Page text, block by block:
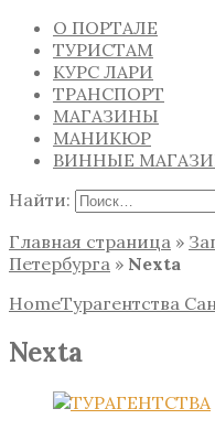
О ПОРТАЛЕ
ТУРИСТАМ
КУРС ЛАРИ
ТРАНСПОРТ
МАГАЗИНЫ
МАНИКЮР
ВИННЫЕ
Найти:
Главная страница »
Петербурга » Nexta
HomeТурагентства
Nexta